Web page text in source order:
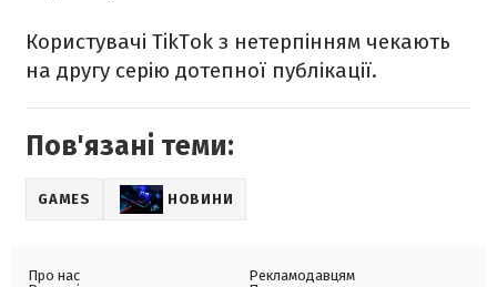
Користувачі TikTok з нетерпінням чекають
на другу серію дотепної публікації.
Пов'язані теми:
GAMES НОВИНИ
Про нас
Рекламодавцям